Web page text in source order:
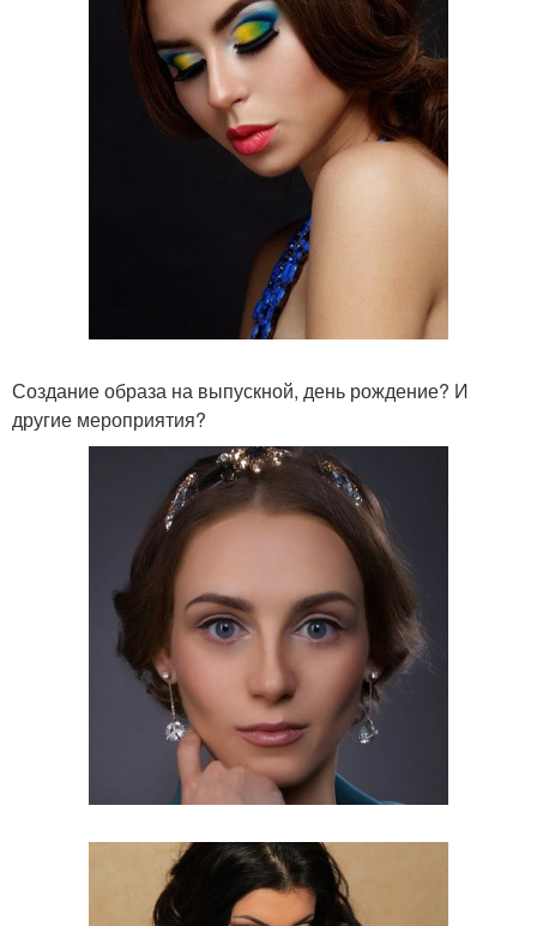
Создание образа на выпускной, день рождение? И
другие мероприятия?